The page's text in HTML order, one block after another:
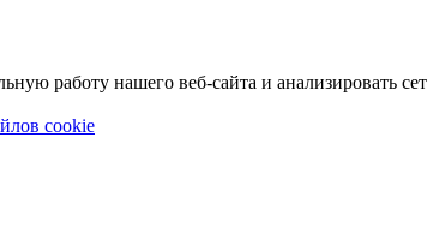
работу нашего веб-сайта и анализировать
cookie